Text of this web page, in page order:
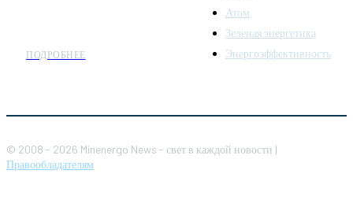
ПОДРОБНЕЕ
Атом
Зеленая энергетика
Энергоэффективность
© 2008 - 2026 Minenergo News - свет в каждой новости |
Правообладателям